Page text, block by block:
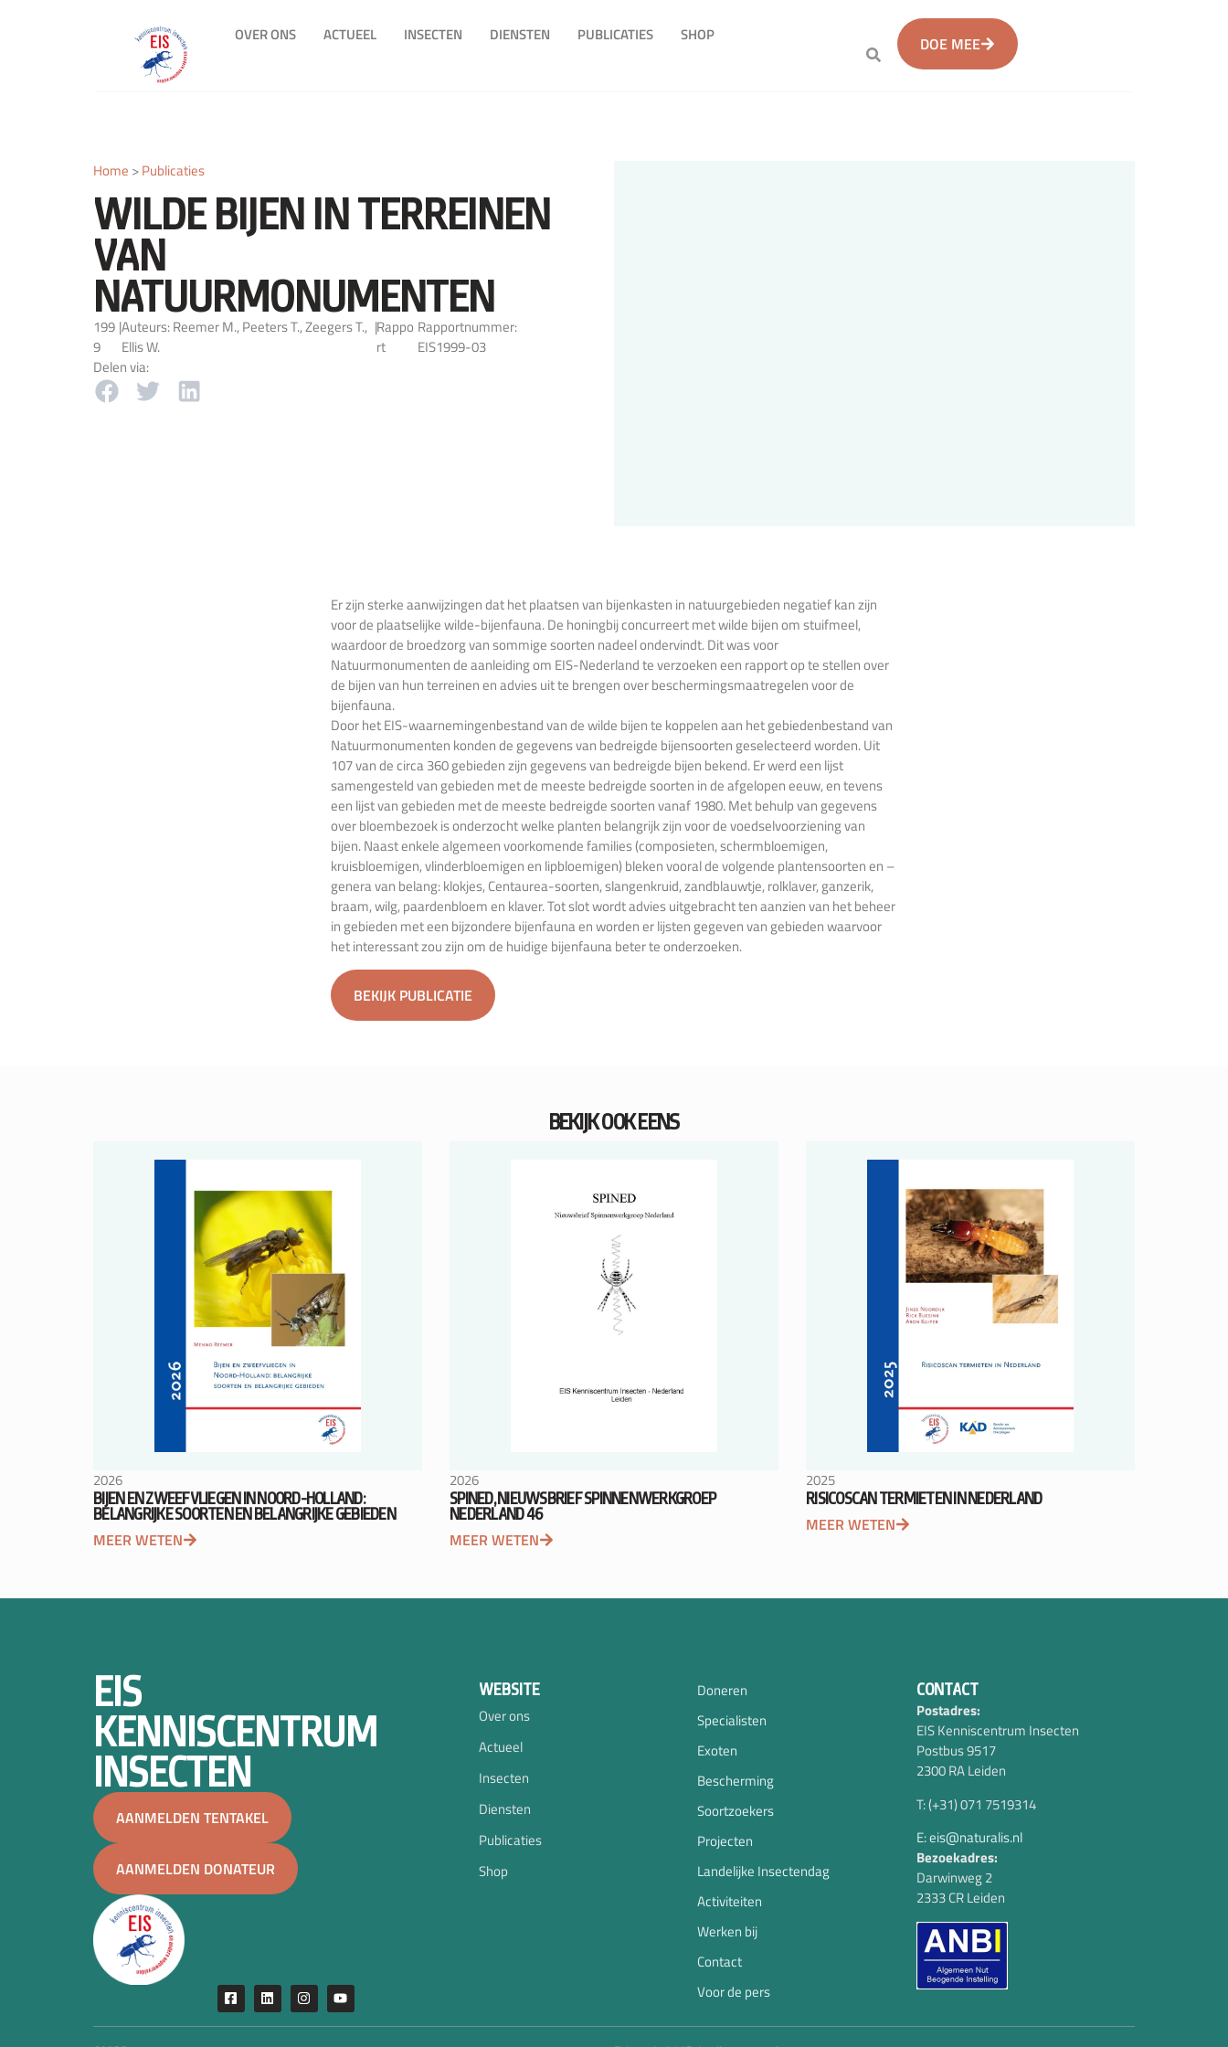
OVER ONS ACTUEEL INSECTEN DIENSTEN PUBLICATIES SHOP DOE MEE
Home >Publicaties
WILDE BIJEN IN TERREINEN
VAN
NATUURMONUMENTEN
199
9
|Auteurs: Reemer M., Peeters T., Zeegers T.,
Ellis W.
|Rappo
rt
Rapportnummer:
EIS1999-03
Delen via:
Er zijn sterke aanwijzingen dat het plaatsen van bijenkasten in natuurgebieden negatief kan zijn
voor de plaatselijke wilde-bijenfauna. De honingbij concurreert met wilde bijen om stuifmeel,
waardoor de broedzorg van sommige soorten nadeel ondervindt. Dit was voor
Natuurmonumenten de aanleiding om EIS-Nederland te verzoeken een rapport op te stellen over
de bijen van hun terreinen en advies uit te brengen over beschermingsmaatregelen voor de
bijenfauna.
Door het EIS-waarnemingenbestand van de wilde bijen te koppelen aan het gebiedenbestand van
Natuurmonumenten konden de gegevens van bedreigde bijensoorten geselecteerd worden. Uit
107 van de circa 360 gebieden zijn gegevens van bedreigde bijen bekend. Er werd een lijst
samengesteld van gebieden met de meeste bedreigde soorten in de afgelopen eeuw, en tevens
een lijst van gebieden met de meeste bedreigde soorten vanaf 1980. Met behulp van gegevens
over bloembezoek is onderzocht welke planten belangrijk zijn voor de voedselvoorziening van
bijen. Naast enkele algemeen voorkomende families (composieten, schermbloemigen,
kruisbloemigen, vlinderbloemigen en lipbloemigen) bleken vooral de volgende plantensoorten en –
genera van belang: klokjes, Centaurea-soorten, slangenkruid, zandblauwtje, rolklaver, ganzerik,
braam, wilg, paardenbloem en klaver. Tot slot wordt advies uitgebracht ten aanzien van het beheer
in gebieden met een bijzondere bijenfauna en worden er lijsten gegeven van gebieden waarvoor
het interessant zou zijn om de huidige bijenfauna beter te onderzoeken.
BEKIJK PUBLICATIE
BEKIJK OOK EENS
2026
BIJEN EN ZWEEFVLIEGEN IN NOORD-HOLLAND:
BELANGRIJKE SOORTEN EN BELANGRIJKE GEBIEDEN
MEER WETEN
2026
SPINED, NIEUWSBRIEF SPINNENWERKGROEP
NEDERLAND 46
MEER WETEN
2025
RISICOSCAN TERMIETEN IN NEDERLAND
MEER WETEN
EIS
KENNISCENTRUM
INSECTEN
AANMELDEN TENTAKEL
AANMELDEN DONATEUR
WEBSITE
Over ons
Actueel
Insecten
Diensten
Publicaties
Shop
Doneren
Specialisten
Exoten
Bescherming
Soortzoekers
Projecten
Landelijke Insectendag
Activiteiten
Werken bij
Contact
Voor de pers
CONTACT
Postadres:
EIS Kenniscentrum Insecten
Postbus 9517
2300 RA Leiden
T: (+31) 071 7519314
E: eis@naturalis.nl
Bezoekadres:
Darwinweg 2
2333 CR Leiden